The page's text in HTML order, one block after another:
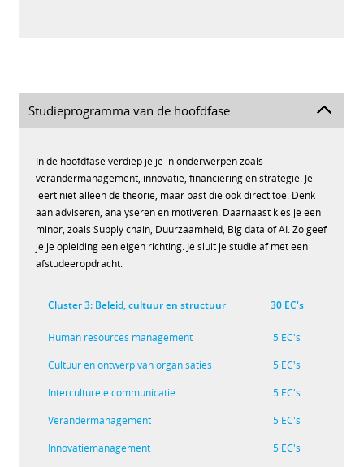
Studieprogramma van de hoofdfase
In de hoofdfase verdiep je je in onderwerpen zoals
verandermanagement, innovatie, financiering en strategie. Je
leert niet alleen de theorie, maar past die ook direct toe. Denk
aan adviseren, analyseren en motiveren. Daarnaast kies je een
minor, zoals Supply chain, Duurzaamheid, Big data of AI. Zo geef
je je opleiding een eigen richting. Je sluit je studie af met een
afstudeeropdracht.
Cluster 3: Beleid, cultuur en structuur 30 EC's
Human resources management
Cultuur en ontwerp van organisaties
Interculturele communicatie
Verandermanagement
Innovatiemanagement
5 EC's
5 EC's
5 EC's
5 EC's
5 EC's